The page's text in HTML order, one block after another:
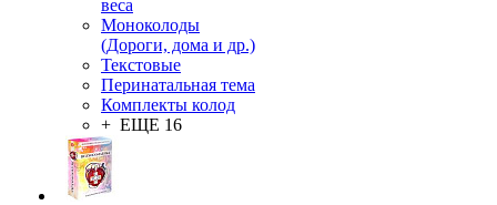
веса
Моноколоды
(Дороги, дома и др.)
Текстовые
Перинатальная тема
Комплекты колод
+ ЕЩЕ 16